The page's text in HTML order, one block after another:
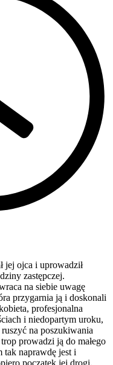
jej ojca i uprowadził
zastępczej.
na siebie uwagę
przygarnia ją i doskonali
profesjonalna
i niedopartym uroku,
na poszukiwania
prowadzi ją do małego
tak naprawdę jest i
początek jej drogi.